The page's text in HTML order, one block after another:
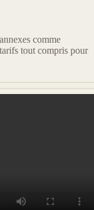
comme
tout compris pour